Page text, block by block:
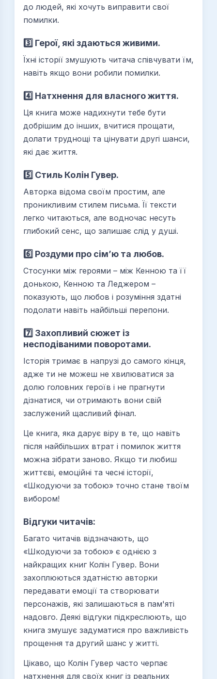
до людей, які хочуть виправити свої
помилки.
3️⃣ Герої, які здаються живими.
Їхні історії змушують читача співчувати їм,
навіть якщо вони робили помилки.
4️⃣ Натхнення для власного життя.
Ця книга може надихнути тебе бути
добрішим до інших, вчитися прощати,
долати труднощі та цінувати другі шанси,
які дає життя.
5️⃣ Стиль Колін Гувер.
Авторка відома своїм простим, але
проникливим стилем письма. Її тексти
легко читаються, але водночас несуть
глибокий сенс, що залишає слід у душі.
6️⃣ Роздуми про сім’ю та любов.
Стосунки між героями – між Кенною та її
донькою, Кенною та Леджером –
показують, що любов і розуміння здатні
подолати навіть найбільші перепони.
7️⃣ Захопливий сюжет із
несподіваними поворотами.
Історія тримає в напрузі до самого кінця,
адже ти не можеш не хвилюватися за
долю головних героїв і не прагнути
дізнатися, чи отримають вони свій
заслужений щасливий фінал.
Це книга, яка дарує віру в те, що навіть
після найбільших втрат і помилок життя
можна зібрати заново. Якщо ти любиш
життєві, емоційні та чесні історії,
«Шкодуючи за тобою» точно стане твоїм
вибором!
Відгуки читачів:
Багато читачів відзначають, що
«Шкодуючи за тобою» є однією з
найкращих книг Колін Гувер. Вони
захоплюються здатністю авторки
передавати емоції та створювати
персонажів, які залишаються в пам'яті
надовго. Деякі відгуки підкреслюють, що
книга змушує задуматися про важливість
прощення та другий шанс у житті.
Цікаво, що Колін Гувер часто черпає
натхнення для своїх книг із реальних